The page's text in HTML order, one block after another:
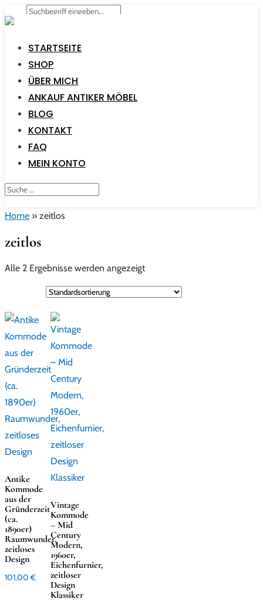
STARTSEITE
SHOP
ÜBER MICH
ANKAUF ANTIKER MÖBEL
BLOG
KONTAKT
FAQ
MEIN KONTO
Home » zeitlos
zeitlos
Alle 2 Ergebnisse werden angezeigt
Antike
Kommode
aus der
Gründerzeit
(ca.
1890er)
Raumwunder,
zeitloses
Design
101,00€
Vintage
Kommode
– Mid
Century
Modern,
1960er,
Eichenfurnier,
zeitloser
Design
Klassiker